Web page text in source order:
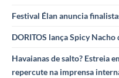
Festival Élan anuncia
DORITOS lança Spicy
Havaianas de salto? Estreia
repercute na imprensa